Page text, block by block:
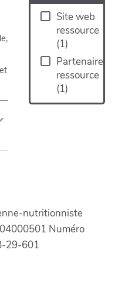
Site web
ressource
(1)
Partenaire
ressource
(1)
nutritionniste
Numéro
29-601